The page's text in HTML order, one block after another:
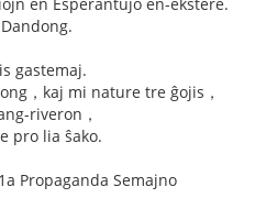
gastemaj.
，kaj mi nature tre ĝojis，
riveron，
pro lia ŝako.
Propaganda Semajno